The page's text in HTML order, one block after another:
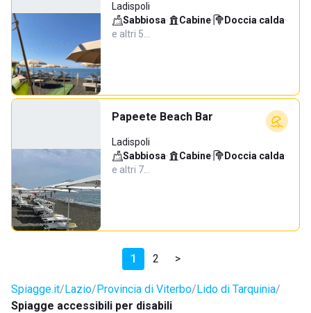
Ladispoli
Sabbiosa· Cabine· Doccia calda·
e altri 5…
Papeete Beach Bar
Ladispoli
Sabbiosa· Cabine· Doccia calda·
e altri 7…
1 2 >
Spiagge.it Lazio Provincia di Viterbo Lido di Tarquinia
Spiagge accessibili per disabili